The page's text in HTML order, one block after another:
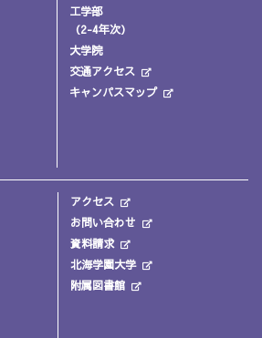
工学部
（2-4年次）
大学院
交通アクセス
キャンパスマップ
アクセス
お問い合わせ
資料請求
北海学園大学
附属図書館